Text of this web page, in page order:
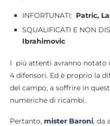
INFORTUNATI: Patric,
SQUALIFICATI E NON
Ibrahimovic
I più attenti avranno notato
4 difensori. Ed è proprio la
del campo, a soffrire in
numeriche di ricambi.
Pertanto, mister Baroni, da